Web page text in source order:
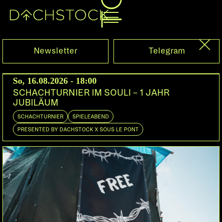
Sa, 28.05.2022
MIDILUX
LUCA LOZANO Berlin | Klasse Recordings
RACKER Bern | Midilux
Newsletter Telegram
So, 16.08.2026 - 18:00
SCHACHTURNIER IM SOULI – 1 JAHR
JUBILÄUM
SCHACHTURNIER SPIELEABEND
PRESENTED BY DACHSTOCK X SOUS LE PONT